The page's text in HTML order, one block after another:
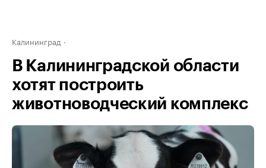
Калининград
В Калининградской области
хотят построить
животноводческий комплекс